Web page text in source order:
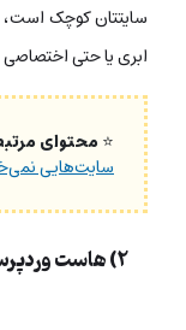
سایتتان کوچک است،
ابری یا حتی اختصاصی
⭐محتوای
سایت‌هایی
۲) هاست وردپرس اختصاصی